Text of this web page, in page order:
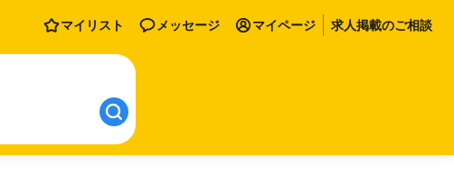
マイリスト メッセージ マイページ 求人掲載のご相談